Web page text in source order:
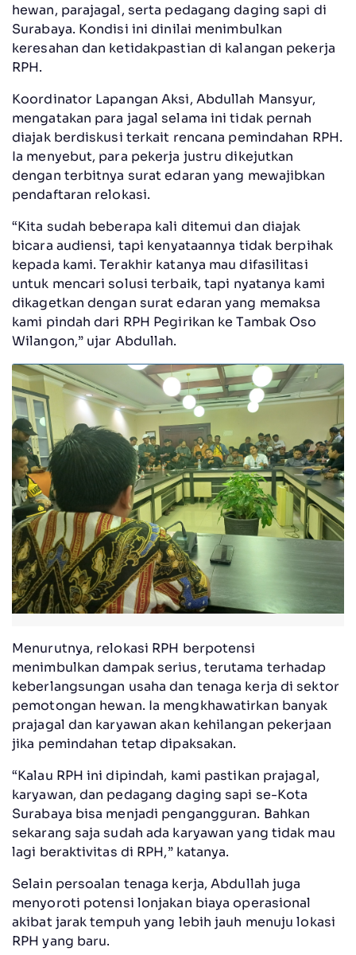
hewan, parajagal, serta pedagang daging sapi di
Surabaya. Kondisi ini dinilai menimbulkan
keresahan dan ketidakpastian di kalangan pekerja
RPH.
Koordinator Lapangan Aksi, Abdullah Mansyur,
mengatakan para jagal selama ini tidak pernah
diajak berdiskusi terkait rencana pemindahan RPH.
Ia menyebut, para pekerja justru dikejutkan
dengan terbitnya surat edaran yang mewajibkan
pendaftaran relokasi.
“Kita sudah beberapa kali ditemui dan diajak
bicara audiensi, tapi kenyataannya tidak berpihak
kepada kami. Terakhir katanya mau difasilitasi
untuk mencari solusi terbaik, tapi nyatanya kami
dikagetkan dengan surat edaran yang memaksa
kami pindah dari RPH Pegirikan ke Tambak Oso
Wilangon,” ujar Abdullah.
Menurutnya, relokasi RPH berpotensi
menimbulkan dampak serius, terutama terhadap
keberlangsungan usaha dan tenaga kerja di sektor
pemotongan hewan. Ia mengkhawatirkan banyak
prajagal dan karyawan akan kehilangan pekerjaan
jika pemindahan tetap dipaksakan.
“Kalau RPH ini dipindah, kami pastikan prajagal,
karyawan, dan pedagang daging sapi se-Kota
Surabaya bisa menjadi pengangguran. Bahkan
sekarang saja sudah ada karyawan yang tidak mau
lagi beraktivitas di RPH,” katanya.
Selain persoalan tenaga kerja, Abdullah juga
menyoroti potensi lonjakan biaya operasional
akibat jarak tempuh yang lebih jauh menuju lokasi
RPH yang baru.